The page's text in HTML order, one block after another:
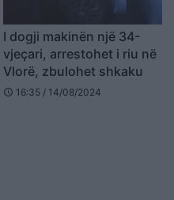
I dogji makinën një 34-
vjeçari, arrestohet i riu në
Vlorë, zbulohet shkaku
schedule 16:35 / 14/08/2024